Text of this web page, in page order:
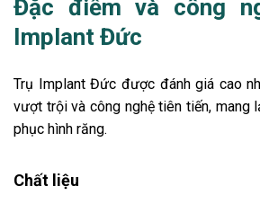
Đặc điểm và công
Implant Đức
Trụ Implant Đức được đánh giá cao
vượt trội và công nghệ tiên tiến, mang
phục hình răng.
Chất liệu